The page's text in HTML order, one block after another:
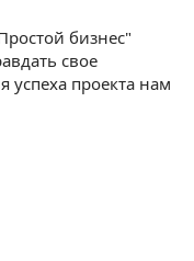
бизнес"
свое
успеха проекта нам